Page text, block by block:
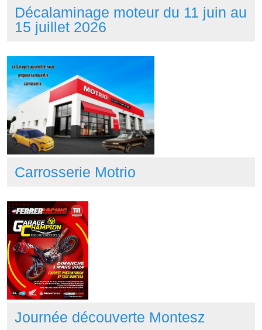
Décalaminage moteur du 11 juin au
15 juillet 2026
Carrosserie Motrio
Journée découverte Montesz